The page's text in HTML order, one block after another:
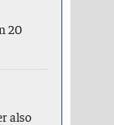
20
also